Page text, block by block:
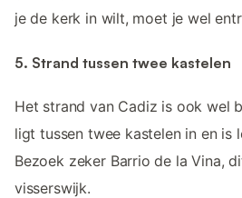
je de kerk in wilt, moet je wel
5. Strand tussen twee kastelen
Het strand van Cadiz is ook wel
ligt tussen twee kastelen in en is
Bezoek zeker Barrio de la Vina,
visserswijk.